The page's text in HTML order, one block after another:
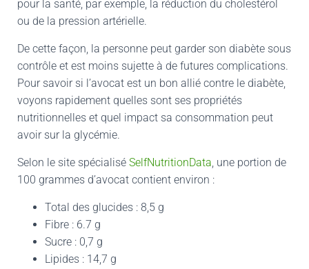
pour la santé, par exemple, la réduction du cholestérol
ou de la pression artérielle.
De cette façon, la personne peut garder son diabète sous
contrôle et est moins sujette à de futures complications.
Pour savoir si l’avocat est un bon allié contre le diabète,
voyons rapidement quelles sont ses propriétés
nutritionnelles et quel impact sa consommation peut
avoir sur la glycémie.
Selon le site spécialisé SelfNutritionData, une portion de
100 grammes d’avocat contient environ :
Total des glucides : 8,5 g
Fibre : 6.7 g
Sucre : 0,7 g
Lipides : 14,7 g